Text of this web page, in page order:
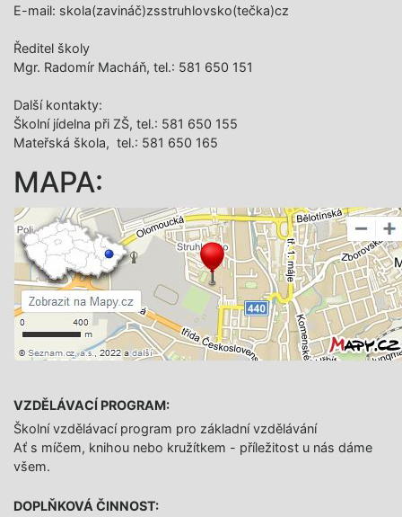
E-mail: skola(zavináč)zsstruhlovsko(tečka)cz
Ředitel školy
Mgr. Radomír Macháň, tel.: 581 650 151
Další­ kontakty:
Školní jídelna při ZŠ, tel.: 581 650 155
Mateřská škola, tel.: 581 650 165
MAPA:
VZDĚLÁVACÍ PROGRAM:
Školní vzdělávací program pro základní vzdělávání
Ať s míčem, knihou nebo kružítkem - příležitost u nás dáme
všem.
DOPLŇKOVÁ ČINNOST: